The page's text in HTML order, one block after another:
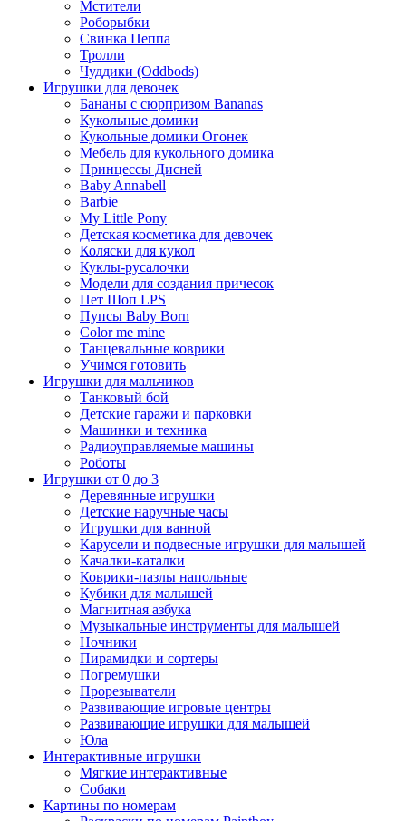
Мстители
Роборыбки
Свинка Пеппа
Тролли
Чуддики (Oddbods)
Игрушки для девочек
Бананы с сюрпризом Bananas
Кукольные домики
Кукольные домики Огонек
Мебель для кукольного домика
Принцессы Дисней
Baby Annabell
Barbie
My Little Pony
Детская косметика для девочек
Коляски для кукол
Куклы-русалочки
Модели для создания причесок
Пет Шоп LPS
Пупсы Baby Born
Сolor me mine
Танцевальные коврики
Учимся готовить
Игрушки для мальчиков
Танковый бой
Детские гаражи и парковки
Машинки и техника
Радиоуправляемые машины
Роботы
Игрушки от 0 до 3
Деревянные игрушки
Детские наручные часы
Игрушки для ванной
Карусели и подвесные игрушки для малышей
Качалки-каталки
Коврики-пазлы напольные
Кубики для малышей
Магнитная азбука
Музыкальные инструменты для малышей
Ночники
Пирамидки и сортеры
Погремушки
Прорезыватели
Развивающие игровые центры
Развивающие игрушки для малышей
Юла
Интерактивные игрушки
Мягкие интерактивные
Собаки
Картины по номерам